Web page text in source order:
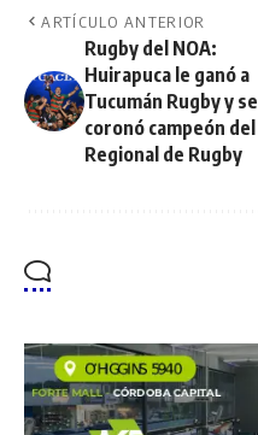
ARTÍCULO ANTERIOR
Rugby del NOA:
Huirapuca le ganó a
Tucumán Rugby y se
coronó campeón del
Regional de Rugby